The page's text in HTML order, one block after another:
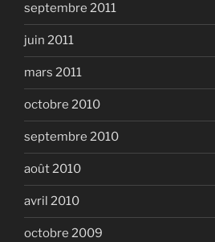
septembre 2011
juin 2011
mars 2011
octobre 2010
septembre 2010
août 2010
avril 2010
octobre 2009